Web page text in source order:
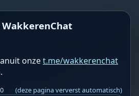
onzet.me/wakkerenchat
(deze pagina ververst automatisch)
ook mee via [De Wakkeren
…
van onwetende dwazen